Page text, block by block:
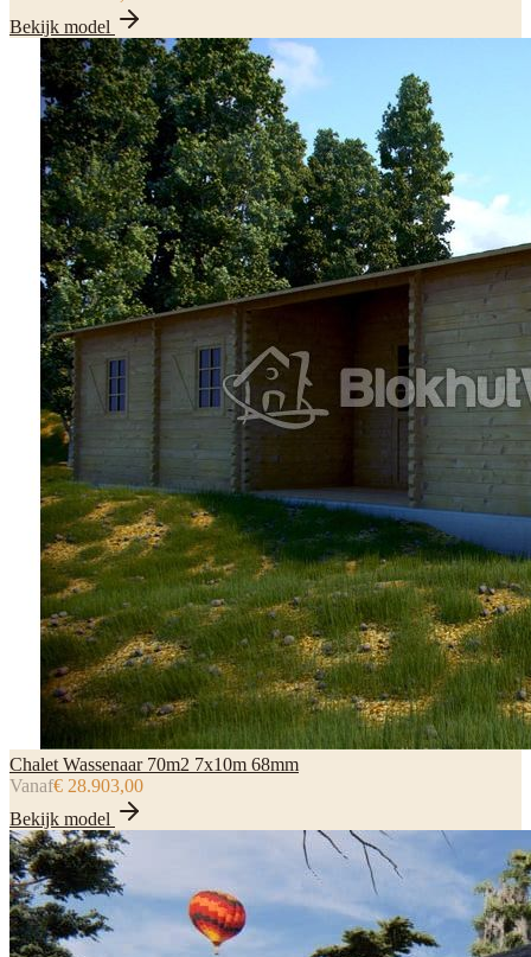
Bekijk model
Chalet Wassenaar 70m2 7x10m 68mm
Vanaf€ 28.903,00
Bekijk model